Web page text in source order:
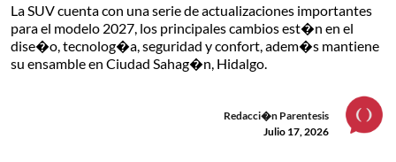
La SUV cuenta con una serie de actualizaciones importantes
para el modelo 2027, los principales cambios est�n en el
dise�o, tecnolog�a, seguridad y confort, adem�s mantiene
su ensamble en Ciudad Sahag�n, Hidalgo.
Redacci�n Parentesis
Julio 17, 2026